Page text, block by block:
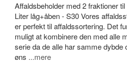
Affaldsbeholder med 2 fraktioner
Liter låg+åben - S30 Vores
er perfekt til affaldssortering. Det
muligt at kombinere den med alle
serie da de alle har samme dybde
øns ...mere